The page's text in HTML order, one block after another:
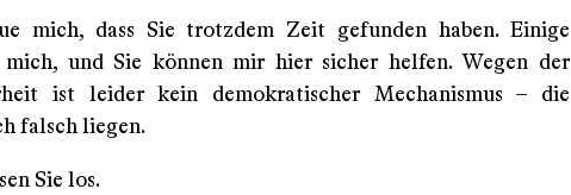
mich, dass Sie trotzdem Zeit gefunden haben. Einige
und Sie können mir hier sicher helfen. Wegen der
ist leider kein demokratischer Mechanismus – die
falsch liegen.
Sie los.